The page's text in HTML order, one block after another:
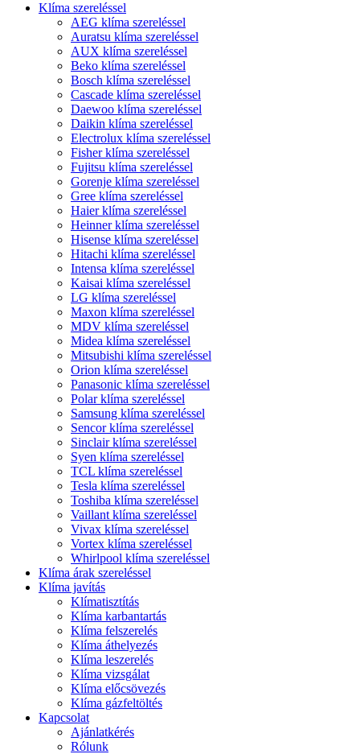
Klíma szereléssel
AEG klíma szereléssel
Auratsu klíma szereléssel
AUX klíma szereléssel
Beko klíma szereléssel
Bosch klíma szereléssel
Cascade klíma szereléssel
Daewoo klíma szereléssel
Daikin klíma szereléssel
Electrolux klíma szereléssel
Fisher klíma szereléssel
Fujitsu klíma szereléssel
Gorenje klíma szereléssel
Gree klíma szereléssel
Haier klíma szereléssel
Heinner klíma szereléssel
Hisense klíma szereléssel
Hitachi klíma szereléssel
Intensa klíma szereléssel
Kaisai klíma szereléssel
LG klíma szereléssel
Maxon klíma szereléssel
MDV klíma szereléssel
Midea klíma szereléssel
Mitsubishi klíma szereléssel
Orion klíma szereléssel
Panasonic klíma szereléssel
Polar klíma szereléssel
Samsung klíma szereléssel
Sencor klíma szereléssel
Sinclair klíma szereléssel
Syen klíma szereléssel
TCL klíma szereléssel
Tesla klíma szereléssel
Toshiba klíma szereléssel
Vaillant klíma szereléssel
Vivax klíma szereléssel
Vortex klíma szereléssel
Whirlpool klíma szereléssel
Klíma árak szereléssel
Klíma javítás
Klímatisztítás
Klíma karbantartás
Klíma felszerelés
Klíma áthelyezés
Klíma leszerelés
Klíma vizsgálat
Klíma előcsövezés
Klíma gázfeltöltés
Kapcsolat
Ajánlatkérés
Rólunk